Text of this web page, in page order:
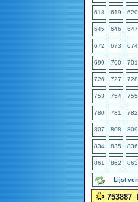
618 619 620
645 646 647
672 673 674
699 700 701
726 727 728
753 754 755
780 781 782
807 808 809
834 835 836
861 862 863
Lijst
753887